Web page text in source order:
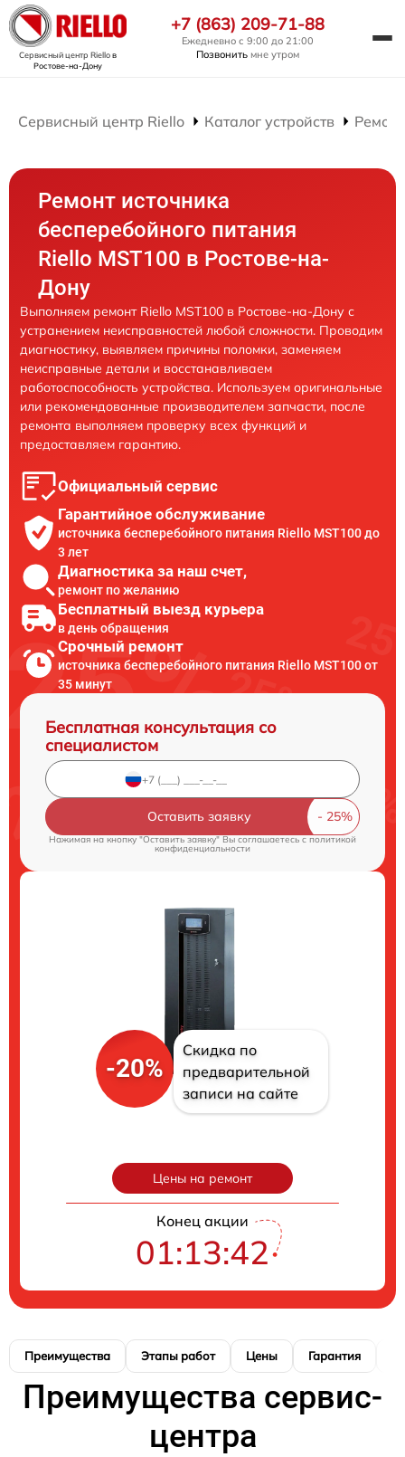
Сервисный центр Rielloв
Ростове-на-Дону
+7 (863) 209-71-88
Ежедневно с 9:00 до 21:00
Позвонить мне утром
Сервисный центр Riello Каталог устройств
Ремонт источника
бесперебойного питания
Riello MST100 в Ростове-на-
Дону
Выполняем ремонт Riello MST100 в Ростове-на-Дону с
устранением неисправностей любой сложности. Проводим
диагностику, выявляем причины поломки, заменяем
неисправные детали и восстанавливаем
работоспособность устройства. Используем оригинальные
или рекомендованные производителем запчасти, после
ремонта выполняем проверку всех функций и
предоставляем гарантию.
Официальный сервис
Гарантийное обслуживание
источника бесперебойного питания Riello MST100 до
3 лет
Диагностика за наш счет,
ремонт по желанию
Бесплатный выезд курьера
в день обращения
Срочный ремонт
источника бесперебойного питания Riello MST100 от
35 минут
Бесплатная консультация со
специалистом
Оставить заявку
Нажимая на кнопку "Оставить заявку" Вы соглашаетесь c политикой
конфиденциальности
-20%
Скидка по
предварительной
записи на сайте
Цены на ремонт
Конец акции
01:13:41
Преимущества Этапы работ Цены Гарантия
Преимущества сервис-
центра